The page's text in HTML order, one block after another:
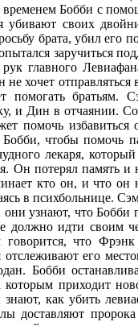
временем Бобби с
убивают своих
брата, убил его
заручиться
главного
не хочет
помогать братьям.
и Дин в отчаянии. Со
помочь
Бобби, чтобы помочь
лекаря,
Он потерял память и
кто он, и что
в психбольнице.
узнают, что Бобби
должно идти своим
что
отслеживают его
Бобби
которым приходит
знают, как убить
доставляют